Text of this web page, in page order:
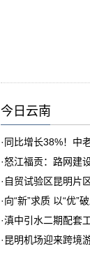
今日云南
· 同比增长38%！中
·怒江福贡：路网建
· 自贸试验区昆明片
·向“新”求质 以“优”
·滇中引水二期配套
· 昆明机场迎来跨境